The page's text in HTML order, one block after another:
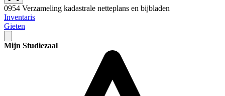
0954 Verzameling kadastrale netteplans en bijbladen
Inventaris
Gieten
Mijn Studiezaal